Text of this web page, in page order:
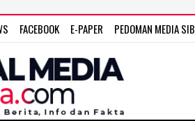
FACEBOOK E-PAPER PEDOMAN MEDIA